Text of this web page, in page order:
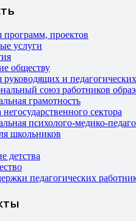
программ, проектов
услуги
обществу
руководящих и
союз работников
грамотность
сектора
психолого-медико-
школьников
детства
педагогических